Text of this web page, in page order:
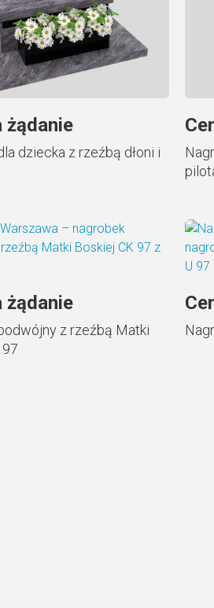
żądanie
dziecka z rzeźbą dłoni i
żądanie
z rzeźbą Matki